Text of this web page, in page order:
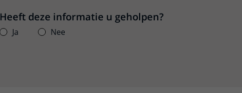
Heeft deze informatie u geholpen?
Ja Nee